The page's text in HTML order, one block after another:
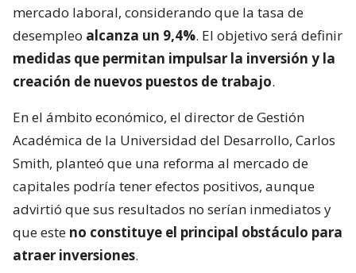
mercado laboral, considerando que la tasa de
desempleo alcanza un 9,4%. El objetivo será definir
medidas que permitan impulsar la inversión y la
creación de nuevos puestos de trabajo.
En el ámbito económico, el director de Gestión
Académica de la Universidad del Desarrollo, Carlos
Smith, planteó que una reforma al mercado de
capitales podría tener efectos positivos, aunque
advirtió que sus resultados no serían inmediatos y
que este no constituye el principal obstáculo para
atraer inversiones.